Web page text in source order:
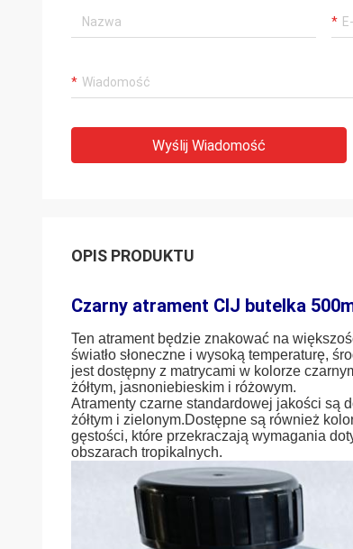
Wyślij Wiadomość
OPIS PRODUKTU
Czarny atrament CIJ butelka
Ten atrament będzie znakować na
światło słoneczne i wysoką temperaturę,
jest dostępny z matrycami w kolorze
żółtym, jasnoniebieskim i różowym.
Atramenty czarne standardowej jakości są
żółtym i zielonym.Dostępne są również
gęstości, które przekraczają wymagania
obszarach tropikalnych.